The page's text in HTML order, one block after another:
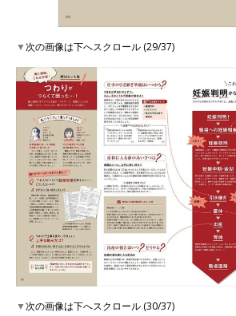
▼次の画像は下へスクロール (29/37)
▼次の画像は下へスクロール (30/37)